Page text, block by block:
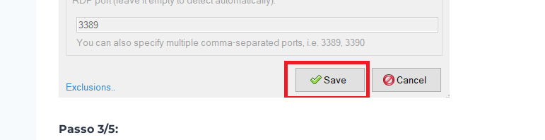
Passo 3/5: